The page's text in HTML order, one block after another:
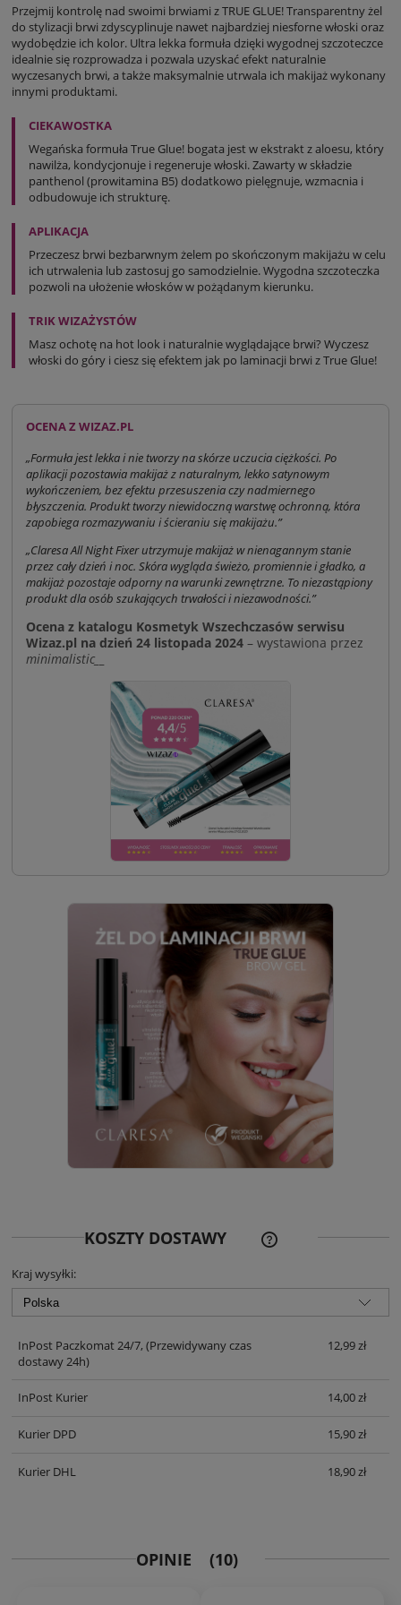
Przejmij kontrolę nad swoimi brwiami z TRUE GLUE! Transparentny żel
do stylizacji brwi zdyscyplinuje nawet najbardziej niesforne włoski oraz
wydobędzie ich kolor. Ultra lekka formuła dzięki wygodnej szczoteczce
idealnie się rozprowadza i pozwala uzyskać efekt naturalnie
wyczesanych brwi, a także maksymalnie utrwala ich makijaż wykonany
innymi produktami.
CIEKAWOSTKA
Wegańska formuła True Glue! bogata jest w ekstrakt z aloesu, który
nawilża, kondycjonuje i regeneruje włoski. Zawarty w składzie
panthenol (prowitamina B5) dodatkowo pielęgnuje, wzmacnia i
odbudowuje ich strukturę.
APLIKACJA
Przeczesz brwi bezbarwnym żelem po skończonym makijażu w celu
ich utrwalenia lub zastosuj go samodzielnie. Wygodna szczoteczka
pozwoli na ułożenie włosków w pożądanym kierunku.
TRIK WIZAŻYSTÓW
Masz ochotę na hot look i naturalnie wyglądające brwi? Wyczesz
włoski do góry i ciesz się efektem jak po laminacji brwi z True Glue!
OCENA Z WIZAZ.PL
„Formuła jest lekka i nie tworzy na skórze uczucia ciężkości. Po
aplikacji pozostawia makijaż z naturalnym, lekko satynowym
wykończeniem, bez efektu przesuszenia czy nadmiernego
błyszczenia. Produkt tworzy niewidoczną warstwę ochronną, która
zapobiega rozmazywaniu i ścieraniu się makijażu.”
„Claresa All Night Fixer utrzymuje makijaż w nienagannym stanie
przez cały dzień i noc. Skóra wygląda świeżo, promiennie i gładko, a
makijaż pozostaje odporny na warunki zewnętrzne. To niezastąpiony
produkt dla osób szukających trwałości i niezawodności.”
Ocena z katalogu Kosmetyk Wszechczasów serwisu
Wizaz.pl na dzień 24 listopada 2024 – wystawiona przez
minimalistic__
KOSZTY DOSTAWY
CENA NIE ZAWIERA
KOSZTÓW PŁATNOŚCI
Kraj wysyłki:
InPost Paczkomat 24/7, (Przewidywany czas
dostawy 24h)
12,99 zł
InPost Kurier 14,00 zł
Kurier DPD 15,90 zł
Kurier DHL 18,90 zł
OPINIE (10)